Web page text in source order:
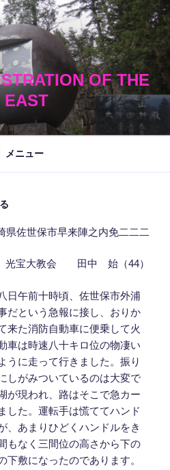
OF THE
EAST
メニュー
県佐世保市早来陣之内免二二二
光宝大教会 田中 始（44）
日午前十時頃、佐世保市外浦
だという急報に接し、おりか
来た消防自動車に便乗して火
車は時速八十キロ位の物凄い
うに走って行きました。振り
しがみついているのは大変で
が現われ、路はそこで急カー
した。運転手は慌ててハンド
、あまりひどくハンドルをき
もなく三間位の高さから下の
下敷になったのであります。